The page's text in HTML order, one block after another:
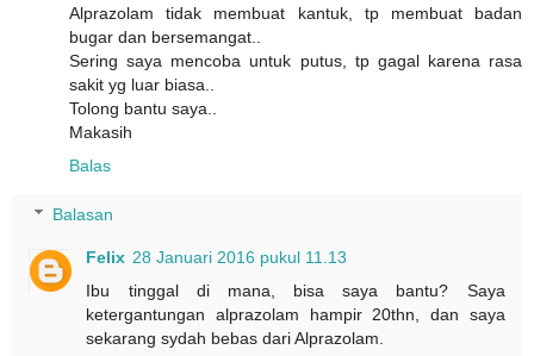
Alprazolam tidak membuat kantuk, tp membuat badan
bugar dan bersemangat..
Sering saya mencoba untuk putus, tp gagal karena rasa
sakit yg luar biasa..
Tolong bantu saya..
Makasih
Balas
Balasan
Felix 28 Januari 2016 pukul 11.13
Ibu tinggal di mana, bisa saya bantu? Saya
ketergantungan alprazolam hampir 20thn, dan saya
sekarang sydah bebas dari Alprazolam.